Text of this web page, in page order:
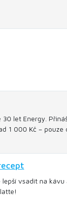
let Energy.
1 000 Kč – pouze
vsadit na